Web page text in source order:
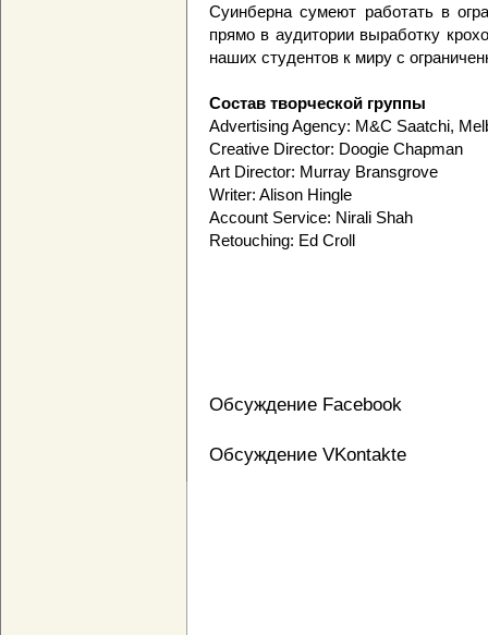
Суинберна сумеют работать в
прямо в аудитории выработку
наших студентов к миру с
Состав творческой группы
Advertising Agency: M&C Saatchi,
Creative Director: Doogie Chapman
Art Director: Murray Bransgrove
Writer: Alison Hingle
Account Service: Nirali Shah
Retouching: Ed Croll
Обсуждение Facebook
Обсуждение VKontakte